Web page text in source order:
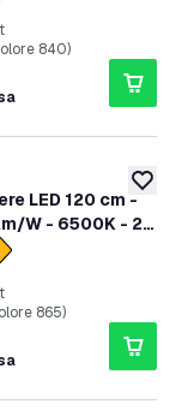
840)
LED 120 cm -
W - 6500K - 2
delle recensioni
865)